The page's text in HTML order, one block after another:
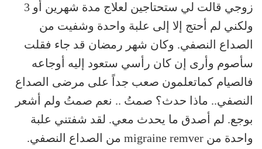
زوجي قالت لي ستحتاجين لعلاج مدة شهرين أو 3
ولكني لم أحتج إلا إلى علبة واحدة وشفيت من
الصداع النصفي. وكان شهر رمضان قد جاء فقلت
سأصوم وأرى إن كان رأسي ستعود إليه أوجاعه
فالصيام كماتعلمون صعب جداً على مرضى الصداع
النصفي.. ماذا حدث؟ صمتُ .. نعم صمتُ ولم أشعر
بوجع. لم أصدق ما يحدث معي. لقد شفتني علبة
واحدة من migraine remver من الصداع النصفي.